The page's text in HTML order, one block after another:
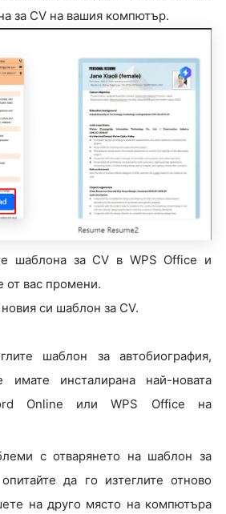
за CV на вашия компютър.
шаблона за CV в WPS Office и
от вас промени.
си шаблон за CV.
шаблон за автобиография,
инсталирана най-новата
Online или WPS Office на
с отварянето на шаблон за
да го изтеглите отново
на друго място на компютъра